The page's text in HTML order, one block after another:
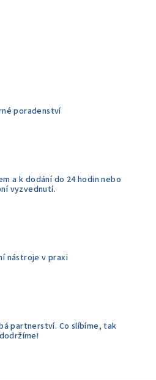
poradenství
a k dodání do 24 hodin nebo
vyzvednutí.
nástroje v praxi
partnerství. Co slíbíme, tak
dodržíme!